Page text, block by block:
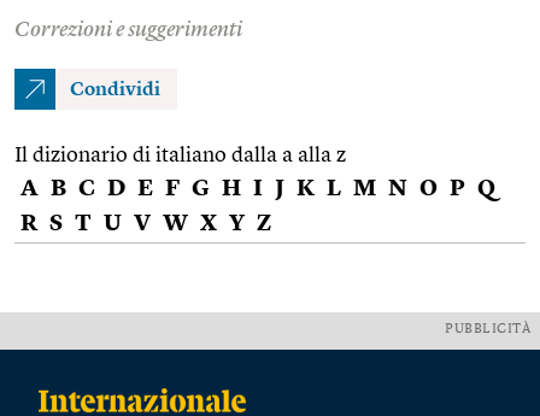
Correzioni e suggerimenti
Condividi
Il dizionario di italiano dalla a alla z
A B C D E F G H I J K L M N O P Q
R S T U V W X Y Z
PUBBLICITÀ